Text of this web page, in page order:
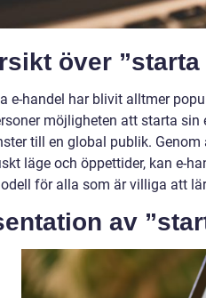
över ”starta
e-handel har blivit alltmer
möjligheten att starta
till en global publik.
läge och öppettider, kan e-
för alla som är villiga att
av